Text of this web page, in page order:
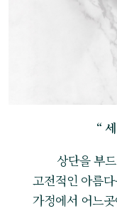
“
상단을 부
고전적인 아름
가정에서 어느